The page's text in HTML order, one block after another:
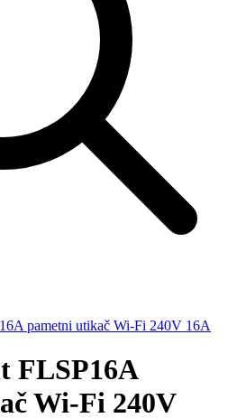
pametni utikač Wi-Fi 240V 16A
FLSP16A
Wi-Fi 240V